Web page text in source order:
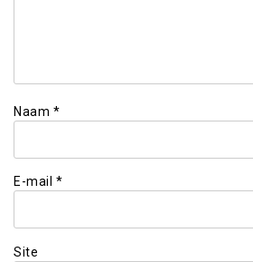
Naam *
E-mail *
Site